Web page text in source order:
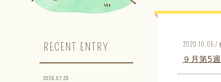
RECENT ENTRY
2026.07.20
2020.10.05 /
９月第5週